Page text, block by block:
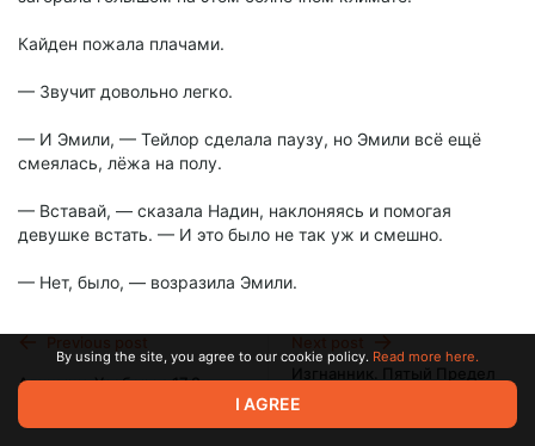
Кайден пожала плачами.
— Звучит довольно легко.
— И Эмили, — Тейлор сделала паузу, но Эмили всё ещё
смеялась, лёжа на полу.
— Вставай, — сказала Надин, наклоняясь и помогая
девушке встать. — И это было не так уж и смешно.
— Нет, было, — возразила Эмили.
— Могу понять, в конце концов, это была довольно
очевидная вещь, — хмыкнула Тейлор. — Итак, Эмили. Твоя
сила хочет знать, почему ты перестала вырезать на вещах
Алхимик. Уроборос 17.2
Feb 24 2024 03:00
By using the site, you agree to our cookie policy. Read more here.
I AGREE